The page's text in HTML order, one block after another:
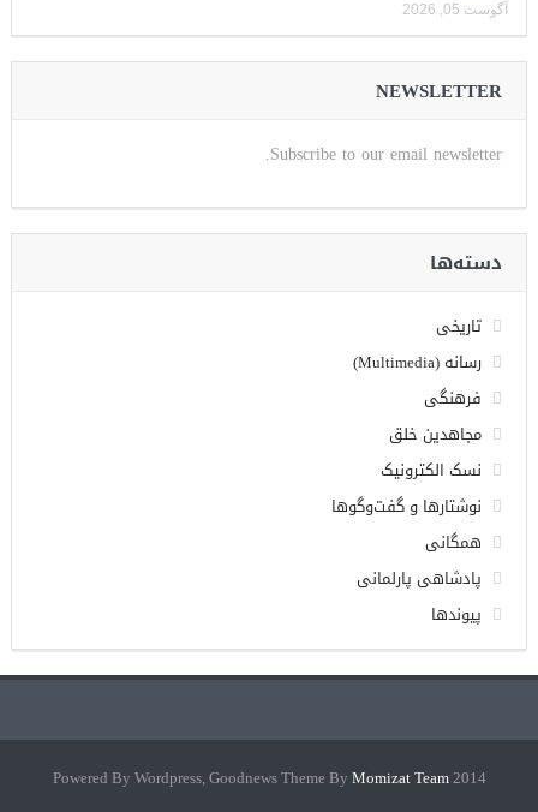
آگوست 05, 2026
NEWSLETTER
Subscribe to our email newsletter.
دسته‌ها
تاریخی
رسانه (Multimedia)
فرهنگی
مجاهدین خلق
نسک الکترونیک
نوشتارها و گفت‌وگوها
همگانی
پادشاهی پارلمانی
پیوندها
2014 Powered By Wordpress, Goodnews Theme By
Momizat Team